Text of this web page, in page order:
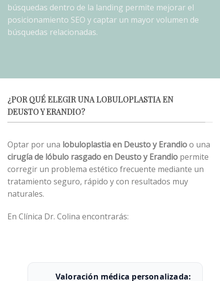
búsquedas dentro de la landing permite mejorar el
posicionamiento SEO y captar un mayor volumen de
búsquedas relacionadas.
¿POR QUÉ ELEGIR UNA LOBULOPLASTIA EN
DEUSTO Y ERANDIO?
Optar por una lobuloplastia en Deusto y Erandioo una
cirugía de lóbulo rasgado en Deusto y Erandio permite
corregir un problema estético frecuente mediante un
tratamiento seguro, rápido y con resultados muy
naturales.
En Clínica Dr. Colina encontrarás:
Valoración médica personalizada: